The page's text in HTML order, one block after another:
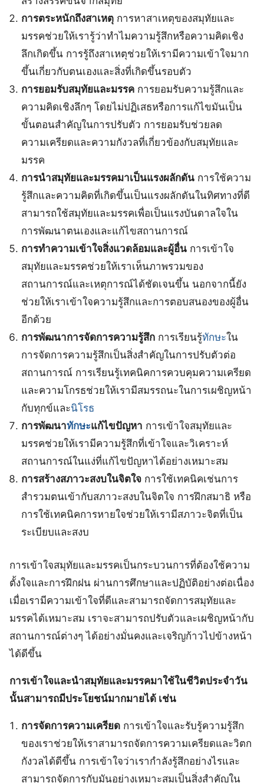
การตระหนักถึงสาเหตุ การหาสาเหตุของสมุทัยและ
มรรคช่วยให้เรารู้ว่าทไมความรู้สึกหรือความคิดเชิง
ลึกเกิดขึ้น การรู้ถึงสาเหตุช่วยให้เรามีความเข้าใจมาก
ขึ้นเกี่ยวกับตนเองและสิ่งที่เกิดขึ้นรอบตัว
การยอมรับสมุทัยและมรรค การยอมรับความรู้สึกและ
ความคิดเชิงลึกๆ โดยไม่ปฏิเสธหรือการแก้ไขมันเป็น
ขั้นตอนสำคัญในการปรับตัว การยอมรับช่วยลด
ความเครียดและความกังวลที่เกี่ยวข้องกับสมุทัยและ
มรรค
การนำสมุทัยและมรรคมาเป็นแรงผลักดัน การใช้ความ
รู้สึกและความคิดที่เกิดขึ้นเป็นแรงผลักดันในทิศทางที่ดี
สามารถใช้สมุทัยและมรรคเพื่อเป็นแรงบันดาลใจใน
การพัฒนาตนเองและแก้ไขสถานการณ์
การทำความเข้าใจสิ่งแวดล้อมและผู้อื่น การเข้าใจ
สมุทัยและมรรคช่วยให้เราเห็นภาพรวมของ
สถานการณ์และเหตุการณ์ได้ชัดเจนขึ้น นอกจากนี้ยัง
ช่วยให้เราเข้าใจความรู้สึกและการตอบสนองของผู้อื่น
อีกด้วย
การพัฒนาการจัดการความรู้สึก การเรียนรู้ทักษะใน
การจัดการความรู้สึกเป็นสิ่งสำคัญในการปรับตัวต่อ
สถานการณ์ การเรียนรู้เทคนิคการควบคุมความเครียด
และความโกรธช่วยให้เรามีสมรรถนะในการเผชิญหน้า
กับทุกข์และนิโรธ
การพัฒนาทักษะแก้ไขปัญหา การเข้าใจสมุทัยและ
มรรคช่วยให้เรามีความรู้สึกที่เข้าใจและวิเคราะห์
สถานการณ์ในแง่ที่แก้ไขปัญหาได้อย่างเหมาะสม
การสร้างสภาวะสงบในจิตใจ การใช้เทคนิคเช่นการ
สำรวมตนเข้ากับสภาวะสงบในจิตใจ การฝึกสมาธิ หรือ
การใช้เทคนิคการหายใจช่วยให้เรามีสภาวะจิตที่เป็น
ระเบียบและสงบ
การเข้าใจสมุทัยและมรรคเป็นกระบวนการที่ต้องใช้ความ
ตั้งใจและการฝึกฝน ผ่านการศึกษาและปฏิบัติอย่างต่อเนื่อง
เมื่อเรามีความเข้าใจที่ดีและสามารถจัดการสมุทัยและ
มรรคได้เหมาะสม เราจะสามารถปรับตัวและเผชิญหน้ากับ
สถานการณ์ต่างๆ ได้อย่างมั่นคงและเจริญก้าวไปข้างหน้า
ได้ดีขึ้น
การเข้าใจและนำสมุทัยและมรรคมาใช้ในชีวิตประจำวัน
นั้นสามารถมีประโยชน์มากมายได้ เช่น
การจัดการความเครียด การเข้าใจและรับรู้ความรู้สึก
ของเราช่วยให้เราสามารถจัดการความเครียดและวิตก
กังวลได้ดีขึ้น การเข้าใจว่าเรากำลังรู้สึกอย่างไรและ
สามารถจัดการกับมันอย่างเหมาะสมเป็นสิ่งสำคัญใน